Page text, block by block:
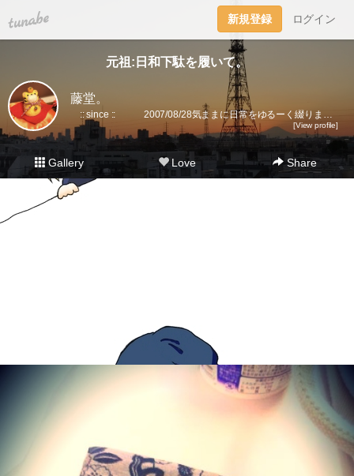
tuna.be 新規登録 ログイン
元祖:日和下駄を履いて。
藤堂。
:: since :: 2007/08/28気ままに日常をゆるーく綴ります。▼趣味丸出し。▼トラベラーズノート愛好家。 →書籍に一部載せていただきました★(奇跡)▼小さいノート活用術▼FLEXNOTEも活用しています。▼他、手帳・文房具大好き。▼2018に都内→田舎に移住。▼プラ板・レジン・手芸などハンドメイドをたまに▼メインはインスタです。
[View profile]
Gallery Love Share